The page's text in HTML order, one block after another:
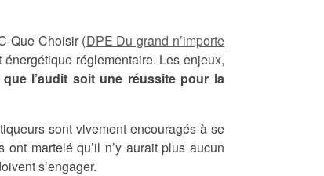
Que Choisir (DPE Du grand n’importe
réglementaire. Les enjeux,
l’audit soit une réussite pour la
sont vivement encouragés à se
martelé qu’il n’y aurait plus aucun
s’engager.